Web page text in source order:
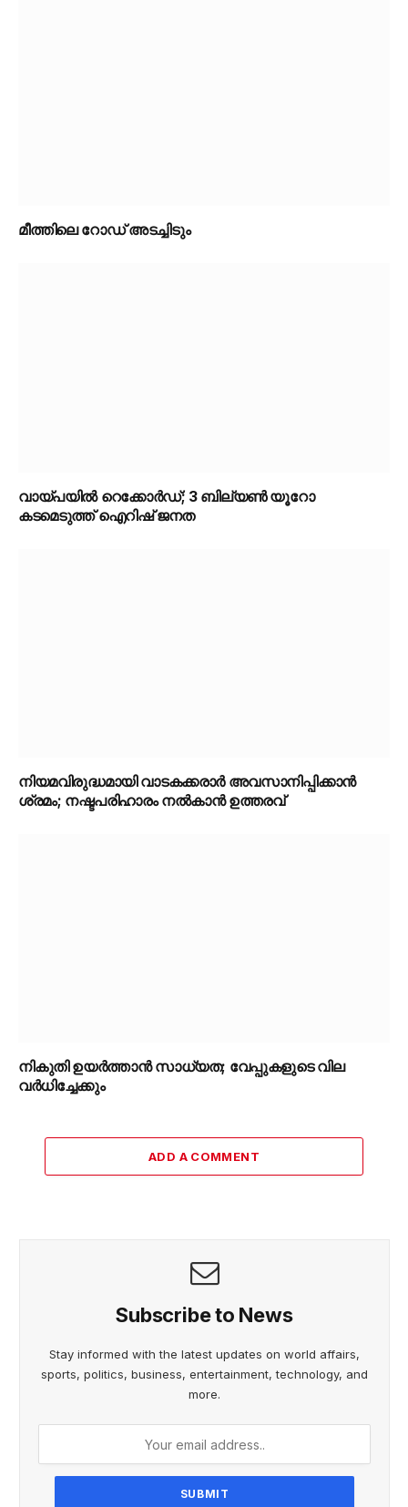
മീത്തിലെ റോഡ് അടച്ചിടും
വായ്പയിൽ റെക്കോർഡ്; 3 ബില്യൺ യൂറോ
കടമെടുത്ത് ഐറിഷ് ജനത
നിയമവിരുദ്ധമായി വാടകക്കരാർ അവസാനിപ്പിക്കാൻ
ശ്രമം; നഷ്ടപരിഹാരം നൽകാൻ ഉത്തരവ്
നികുതി ഉയർത്താൻ സാധ്യത; വേപ്പുകളുടെ വില
വർധിച്ചേക്കും
ADD A COMMENT
Subscribe to News
Stay informed with the latest updates on world affairs,
sports, politics, business, entertainment, technology, and
more.